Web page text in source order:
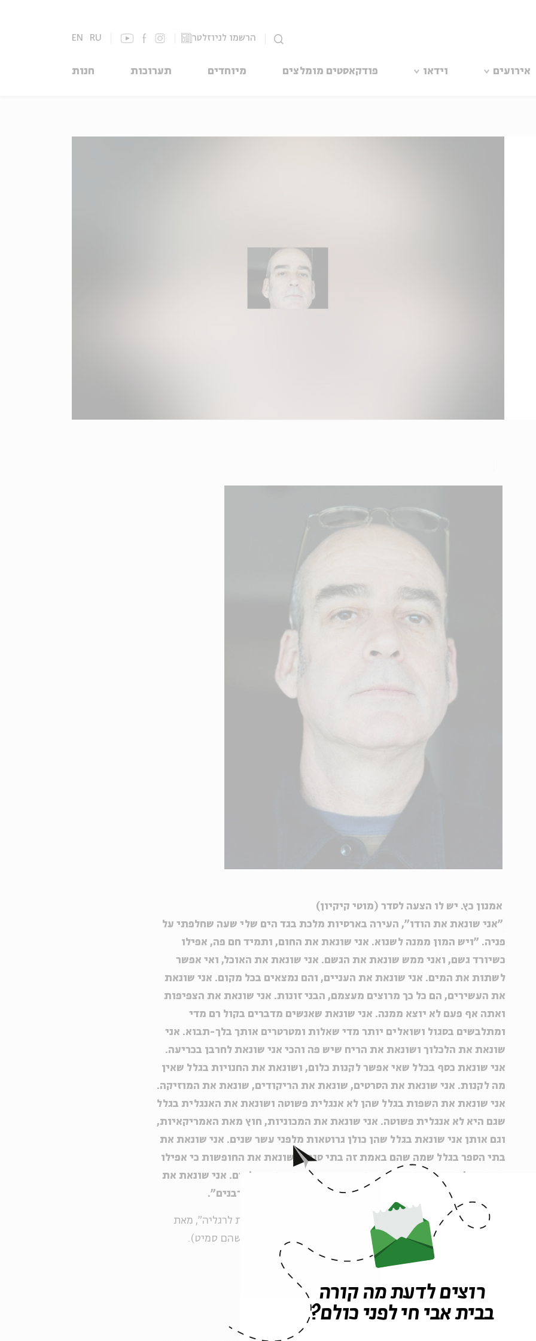
הרשמו לניוזלטר EN RU
אירועים וידאו פודקאסטים מומלצים מיוחדים תערוכות חנות
אמנון כץ. יש לו הצעה לסדר (מוטי קיקיון)
"אני שונאת את הודו", העירה בארסיות מלכת בגד הים שלי שעה שחלפתי על
פניה. "ויש המון ממנה לשנוא. אני שונאת את החום, ותמיד חם פה, אפילו
כשיורד גשם, ואני ממש שונאת את הגשם. אני שונאת את האוכל, ואי אפשר
לשתות את המים. אני שונאת את העניים, והם נמצאים בכל מקום. אני שונאת
את העשירים, הם כל כך מרוצים מעצמם, הבני זונות. אני שונאת את הצפיפות
ואתה אף פעם לא יוצא ממנה. אני שונאת שאנשים מדברים בקול רם מדי
ומתלבשים בסגול ושואלים יותר מדי שאלות ומטרטרים אותך בלך-תבוא. אני
שונאת את הלכלוך ושונאת את הריח שיש פה והכי אני שונאת לחרבן בכריעה.
אני שונאת כסף בכלל שאי אפשר לקנות כלום, ושונאת את החנויות בגלל שאין
מה לקנות. אני שונאת את הסרטים, שונאת את הריקודים, שונאת את המוזיקה.
אני שונאת את השפות בגלל שהן לא אנגלית פשוטה ושונאת את האנגלית בגלל
שגם היא לא אנגלית פשוטה. אני שונאת את המכוניות, חוץ מאת האמריקאיות,
וגם אותן אני שונאת בגלל שהן כולן גרוטאות מלפני עשר שנים. אני שונאת את
בתי הספר בגלל שמה שהם באמת זה בתי סוהר ושונאת את החופשות כי אפילו
אז אתה לא חופשי. אני שונאת את הזקנים ושונאת את הילדים. אני שונאת את
הרדיו ואין טלוויזיה. והכי-הכי אני שונאת את האלים המחורבנים".
(המונולוג הראשון של וינה אפסרה כנערה מתוך "האדמה מתחת לרגליה", מאת
סלמן רושדי, הוצאת ידיעות אחרונות, 1999, תרגום: אמנון כץ ושהם סמיט).
במגדל בבל
רוצים לדעת מה קורה
בבית אבי חי לפני כולם?